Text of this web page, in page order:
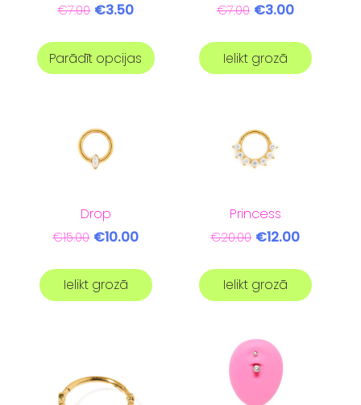
€7.00 €3.50
Parādīt opcijas
€7.00 €3.00
Ielikt grozā
Drop
€15.00 €10.00
Ielikt grozā
Princess
€20.00 €12.00
Ielikt grozā